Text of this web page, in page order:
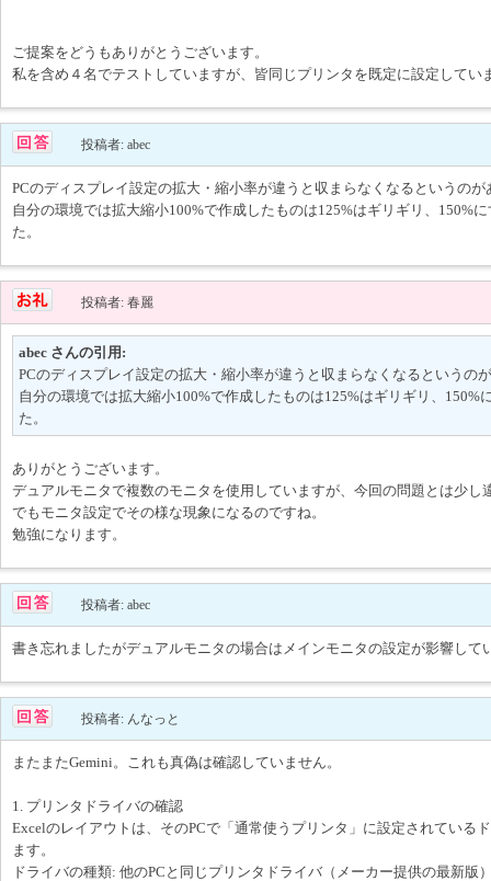
ご提案をどうもありがとうございます。
私を含め４名でテストしていますが、皆同じプリンタを既定に設定してい
投稿者: abec
PCのディスプレイ設定の拡大・縮小率が違うと収まらなくなるというのが
自分の環境では拡大縮小100%で作成したものは125%はギリギリ、150%
た。
投稿者: 春麗
abec さんの引用:
PCのディスプレイ設定の拡大・縮小率が違うと収まらなくなるというの
自分の環境では拡大縮小100%で作成したものは125%はギリギリ、150%
た。
ありがとうございます。
デュアルモニタで複数のモニタを使用していますが、今回の問題とは少し
でもモニタ設定でその様な現象になるのですね。
勉強になります。
投稿者: abec
書き忘れましたがデュアルモニタの場合はメインモニタの設定が影響して
投稿者: んなっと
またまたGemini。これも真偽は確認していません。
1. プリンタドライバの確認
Excelのレイアウトは、そのPCで「通常使うプリンタ」に設定されている
ます。
ドライバの種類: 他のPCと同じプリンタドライバ（メーカー提供の最新版